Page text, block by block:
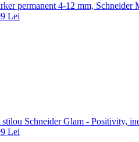
permanent 4-12 mm, Schneider
Lei
stilou Schneider Glam - Positivity,
Lei